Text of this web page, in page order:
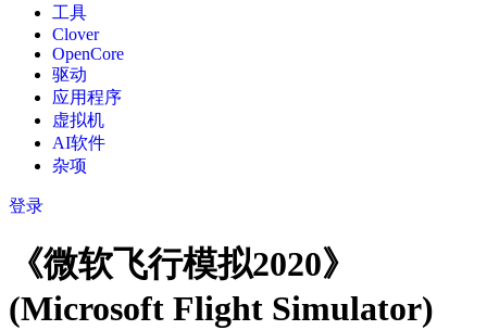
工具
Clover
OpenCore
驱动
应用程序
虚拟机
AI软件
杂项
登录
《微软飞行模拟2020》
(Microsoft Flight Simulator)